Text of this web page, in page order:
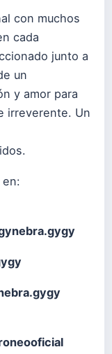
con muchos
cada
junto a
un
y amor para
irreverente. Un
en: